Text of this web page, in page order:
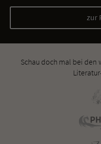
zur
Schau doch mal bei